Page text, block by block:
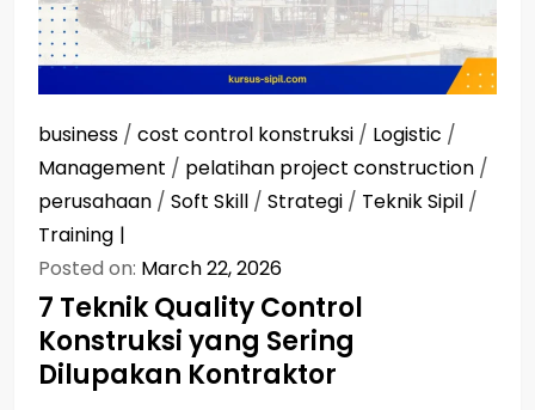
business / cost control konstruksi / Logistic /
Management / pelatihan project construction /
perusahaan / Soft Skill / Strategi / Teknik Sipil /
Training
Posted on: March 22, 2026
7 Teknik Quality Control
Konstruksi yang Sering
Dilupakan Kontraktor